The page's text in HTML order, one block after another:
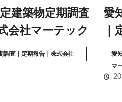
建築物定期調査
会社マーテック
調査｜定期報告｜株式会社
愛
愛
マ